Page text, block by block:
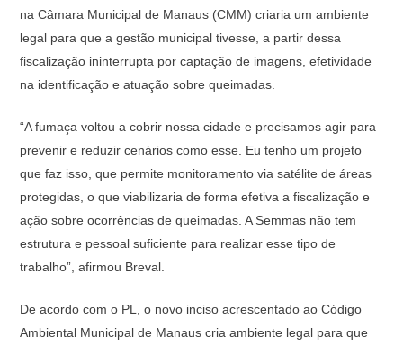
na Câmara Municipal de Manaus (CMM) criaria um ambiente
legal para que a gestão municipal tivesse, a partir dessa
fiscalização ininterrupta por captação de imagens, efetividade
na identificação e atuação sobre queimadas.
“A fumaça voltou a cobrir nossa cidade e precisamos agir para
prevenir e reduzir cenários como esse. Eu tenho um projeto
que faz isso, que permite monitoramento via satélite de áreas
protegidas, o que viabilizaria de forma efetiva a fiscalização e
ação sobre ocorrências de queimadas. A Semmas não tem
estrutura e pessoal suficiente para realizar esse tipo de
trabalho”, afirmou Breval.
De acordo com o PL, o novo inciso acrescentado ao Código
Ambiental Municipal de Manaus cria ambiente legal para que